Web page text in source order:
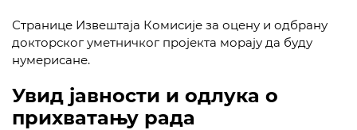
Странице Извештаја Комисије за оцену и одбрану
докторског уметничког пројекта морају да буду
нумерисане.
Увид јавности и одлука о
прихватању рада